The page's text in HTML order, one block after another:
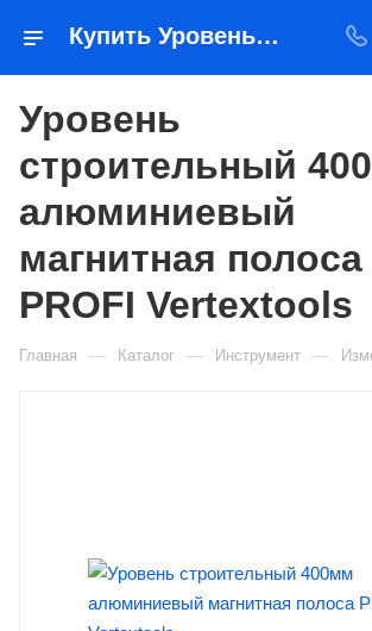
Купить Уровень строительный 400мм алюминиевый магнитная полоса PROFI Vertextools в Якутске — цена, характеристики, подбор | Востоктехторг
Уровень
строительный
алюминиевый
магнитная полоса
PROFI Vertextools
Главная — Каталог — Инструмент —